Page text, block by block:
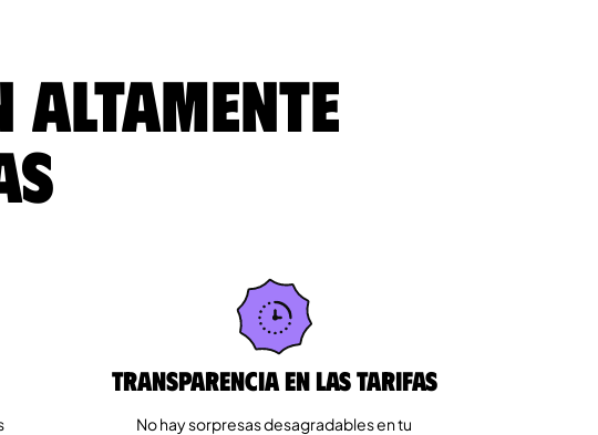
altamente
Transparencia en las tarifas
No hay sorpresas desagradables en tu